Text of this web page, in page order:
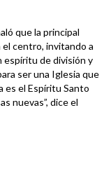
que la principal
el centro, invitando a
espíritu de división y
ser una Iglesia que
es el Espíritu Santo
nuevas”, dice el